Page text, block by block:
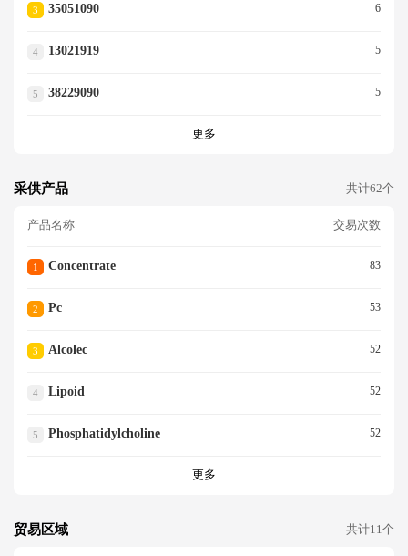
3 35051090 6
4 13021919 5
5 38229090 5
更多
采供产品 共计62个
产品名称 交易次数
1 Concentrate 83
2 Pc 53
3 Alcolec 52
4 Lipoid 52
5 Phosphatidylcholine 52
更多
贸易区域 共计11个